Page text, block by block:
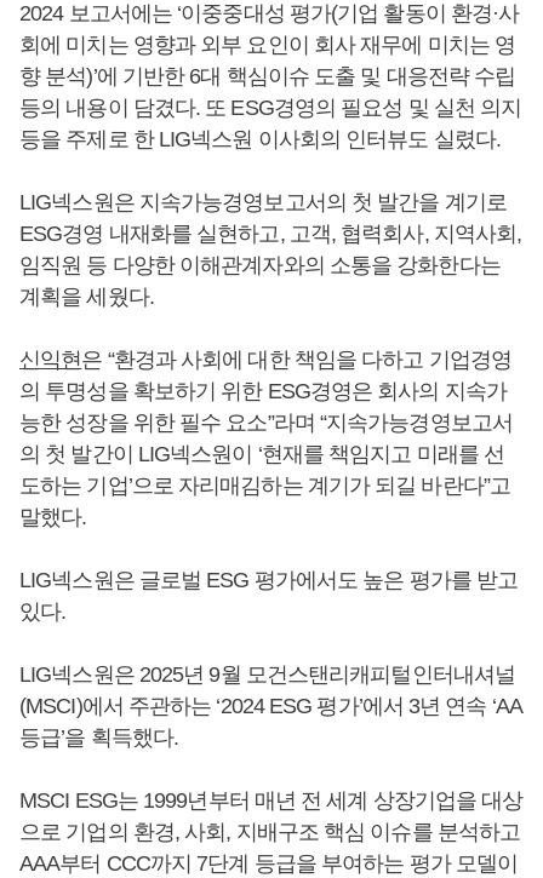
2024 보고서에는 ‘이중중대성 평가(기업 활동이 환경·사
회에 미치는 영향과 외부 요인이 회사 재무에 미치는 영
향 분석)’에 기반한 6대 핵심이슈 도출 및 대응전략 수립
등의 내용이 담겼다. 또 ESG경영의 필요성 및 실천 의지
등을 주제로 한 LIG넥스원 이사회의 인터뷰도 실렸다.
LIG넥스원은 지속가능경영보고서의 첫 발간을 계기로
ESG경영 내재화를 실현하고, 고객, 협력회사, 지역사회,
임직원 등 다양한 이해관계자와의 소통을 강화한다는
계획을 세웠다.
신익현은 “환경과 사회에 대한 책임을 다하고 기업경영
의 투명성을 확보하기 위한 ESG경영은 회사의 지속가
능한 성장을 위한 필수 요소”라며 “지속가능경영보고서
의 첫 발간이 LIG넥스원이 ‘현재를 책임지고 미래를 선
도하는 기업’으로 자리매김하는 계기가 되길 바란다”고
말했다.
LIG넥스원은 글로벌 ESG 평가에서도 높은 평가를 받고
있다.
LIG넥스원은 2025년 9월 모건스탠리캐피털인터내셔널
(MSCI)에서 주관하는 ‘2024 ESG 평가’에서 3년 연속 ‘AA
등급’을 획득했다.
MSCI ESG는 1999년부터 매년 전 세계 상장기업을 대상
으로 기업의 환경, 사회, 지배구조 핵심 이슈를 분석하고
AAA부터 CCC까지 7단계 등급을 부여하는 평가 모델이